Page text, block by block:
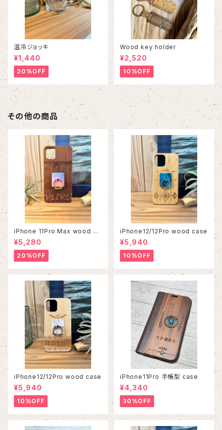
温冷ジョッキ
¥1,440
20%OFF
Wood key holder
¥2,520
10%OFF
その他の商品
iPhone 11Pro Max wood ca
se
¥5,280
20%OFF
iPhone12/12Pro wood case
¥5,940
10%OFF
iPhone12/12Pro wood case
¥5,940
10%OFF
iPhone11Pro 手帳型 case
¥4,340
30%OFF